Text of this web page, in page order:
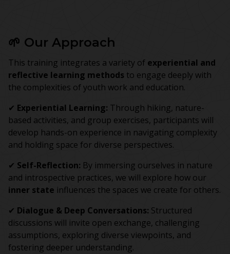
🌱 Our Approach
This training integrates a variety of experiential and
reflective learning methods to engage deeply with
the complexities of youth work and education.
✔ Experiential Learning: Through hiking, nature-
based activities, and group exercises, participants will
develop hands-on experience in navigating complexity
and holding space for diverse perspectives.
✔ Self-Reflection: By immersing ourselves in nature
and introspective practices, we will explore how our
inner state influences the spaces we create for others.
✔ Dialogue & Deep Conversations: Structured
discussions will invite open exchange, challenging
assumptions, exploring diverse viewpoints, and
fostering deeper understanding.